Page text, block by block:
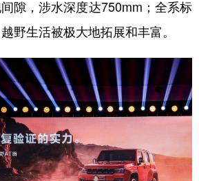
隙，涉水深度达750mm；全系标
野生活被极大地拓展和丰富。